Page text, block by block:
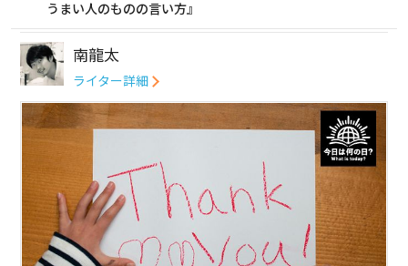
うまい人のものの言い方』
南龍太
ライター詳細